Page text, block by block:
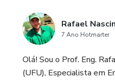
Rafael
7 Ano Hotmarter
Olá! Sou o Prof. Eng.
(UFU), Especialista em